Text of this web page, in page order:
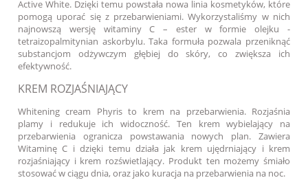
Active White. Dzięki temu powstała nowa linia kosmetyków, które
pomogą uporać się z przebarwieniami. Wykorzystaliśmy w nich
najnowszą wersję witaminy C – ester w formie olejku -
tetraizopalmitynian askorbylu. Taka formuła pozwala przeniknąć
substancjom odżywczym głębiej do skóry, co zwiększa ich
efektywność.
KREM ROZJAŚNIAJĄCY
Whitening cream Phyris to krem na przebarwienia. Rozjaśnia
plamy i redukuje ich widoczność. Ten krem wybielający na
przebarwienia ogranicza powstawania nowych plan. Zawiera
Witaminę C i dzięki temu działa jak krem ujędrniający i krem
rozjaśniający i krem rozświetlający. Produkt ten możemy śmiało
stosować w ciągu dnia, oraz jako kuracja na przebarwienia na noc.